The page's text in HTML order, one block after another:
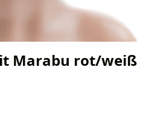
Marabu rot/weiß